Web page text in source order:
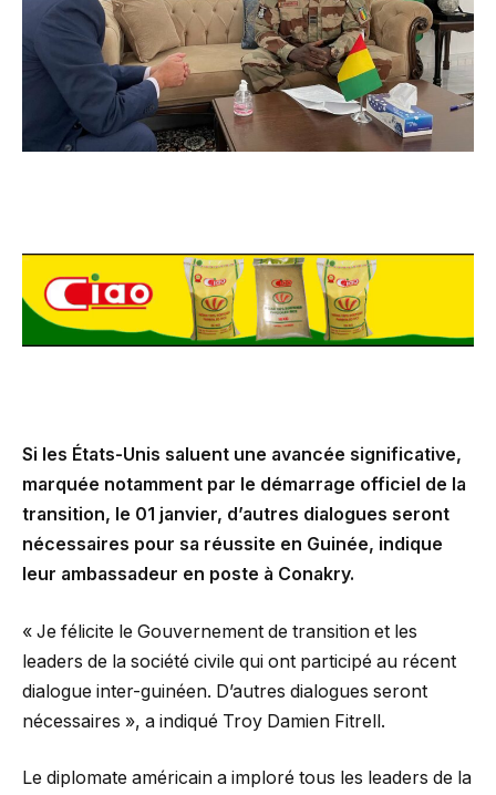
Si les États-Unis saluent une avancée significative,
marquée notamment par le démarrage officiel de la
transition, le 01 janvier, d’autres dialogues seront
nécessaires pour sa réussite en Guinée, indique
leur ambassadeur en poste à Conakry.
« Je félicite le Gouvernement de transition et les
leaders de la société civile qui ont participé au récent
dialogue inter-guinéen. D’autres dialogues seront
nécessaires », a indiqué Troy Damien Fitrell.
Le diplomate américain a imploré tous les leaders de la